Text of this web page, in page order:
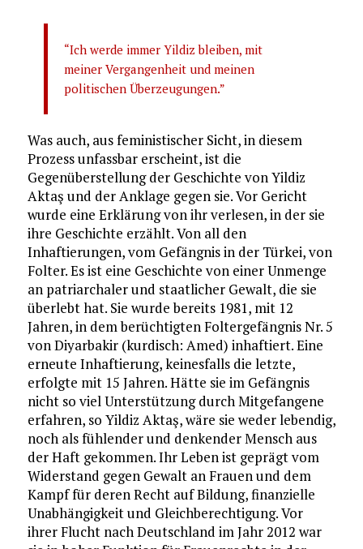
“Ich werde immer Yildiz bleiben, mit
meiner Vergangenheit und meinen
politischen Überzeugungen.”
Was auch, aus feministischer Sicht, in diesem
Prozess unfassbar erscheint, ist die
Gegenüberstellung der Geschichte von Yildiz
Aktaş und der Anklage gegen sie. Vor Gericht
wurde eine Erklärung von ihr verlesen, in der sie
ihre Geschichte erzählt. Von all den
Inhaftierungen, vom Gefängnis in der Türkei, von
Folter. Es ist eine Geschichte von einer Unmenge
an patriarchaler und staatlicher Gewalt, die sie
überlebt hat. Sie wurde bereits 1981, mit 12
Jahren, in dem berüchtigten Foltergefängnis Nr. 5
von Diyarbakir (kurdisch: Amed) inhaftiert. Eine
erneute Inhaftierung, keinesfalls die letzte,
erfolgte mit 15 Jahren. Hätte sie im Gefängnis
nicht so viel Unterstützung durch Mitgefangene
erfahren, so Yildiz Aktaş, wäre sie weder lebendig,
noch als fühlender und denkender Mensch aus
der Haft gekommen. Ihr Leben ist geprägt vom
Widerstand gegen Gewalt an Frauen und dem
Kampf für deren Recht auf Bildung, finanzielle
Unabhängigkeit und Gleichberechtigung. Vor
ihrer Flucht nach Deutschland im Jahr 2012 war